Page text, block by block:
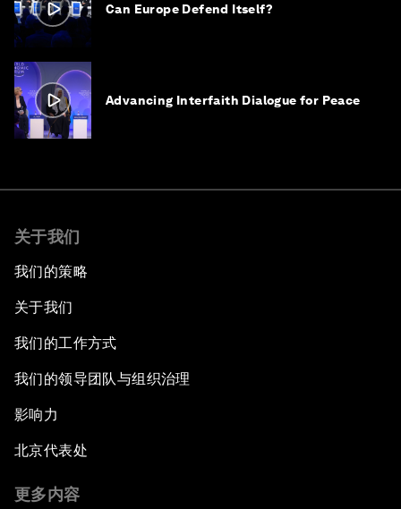
Can Europe Defend Itself?
Advancing Interfaith Dialogue for Peace
关于我们
我们的策略
关于我们
我们的工作方式
我们的领导团队与组织治理
影响力
北京代表处
更多内容